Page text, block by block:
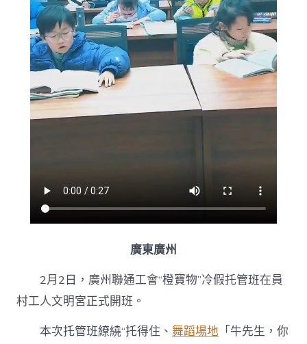
廣東廣州
2月2日，廣州聯通工會“橙寶物”冷假托管班在員
村工人文明宮正式開班。
本次托管班繚繞“托得住、舞蹈場地 「牛先生，你